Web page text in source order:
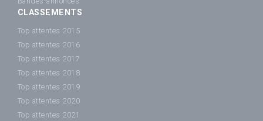
CLASSEMENTS
Top attentes 2015
Top attentes 2016
Top attentes 2017
Top attentes 2018
Top attentes 2019
Top attentes 2020
Top attentes 2021